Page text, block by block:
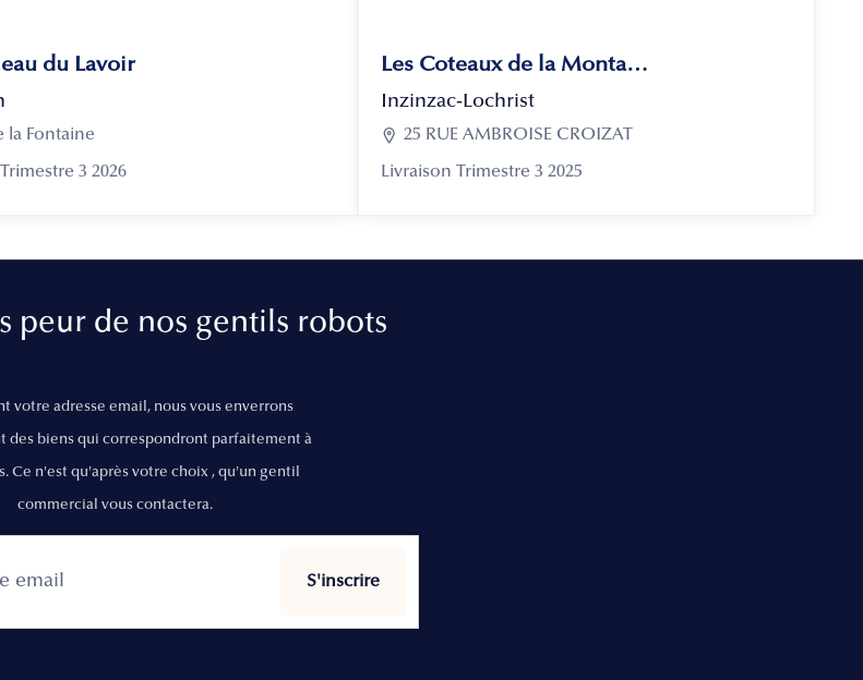
du Lavoir
la Fontaine
3 2026
Les Coteaux de la Montagne
Inzinzac-Lochrist
 25 RUE AMBROISE CROIZAT
Livraison Trimestre 3 2025
peur de nos gentils robots
votre adresse email, nous vous enverrons
des biens qui correspondront parfaitement à
Ce n'est qu'après votre choix , qu'un gentil
commercial vous contactera.